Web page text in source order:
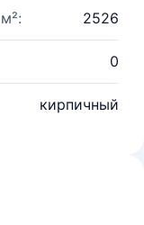
2526
0
кирпичный